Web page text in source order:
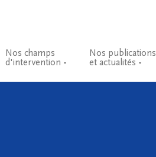
Nos champs
d'intervention
Nos publications
et actualités